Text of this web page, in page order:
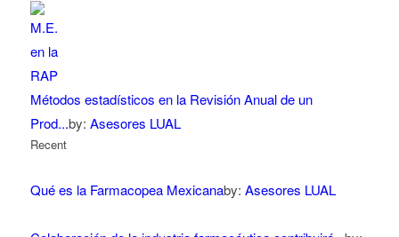
Métodos estadísticos en la Revisión Anual de un
Prod...by: Asesores LUAL
Recent
Qué es la Farmacopea Mexicanaby: Asesores LUAL